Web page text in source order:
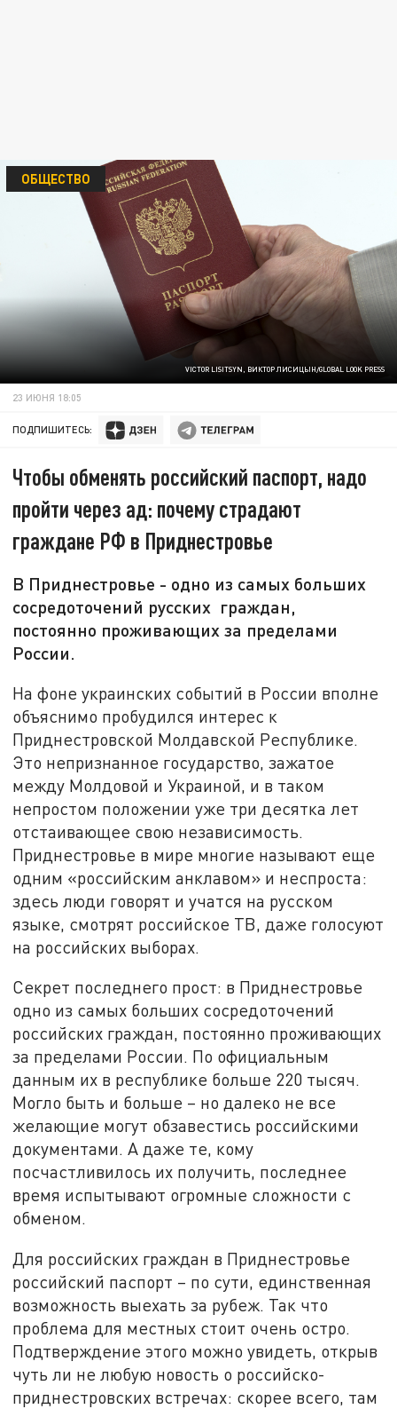
VICTOR LISITSYN, ВИКТОР ЛИСИЦЫН/GLOBAL LOOK PRESS
ОБЩЕСТВО
23 ИЮНЯ 18:05
ПОДПИШИТЕСЬ:
Чтобы обменять российский паспорт, надо
пройти через ад: почему страдают
граждане РФ в Приднестровье
В Приднестровье - одно из самых больших
сосредоточений русских граждан,
постоянно проживающих за пределами
России.
На фоне украинских событий в России вполне
объяснимо пробудился интерес к
Приднестровской Молдавской Республике.
Это непризнанное государство, зажатое
между Молдовой и Украиной, и в таком
непростом положении уже три десятка лет
отстаивающее свою независимость.
Приднестровье в мире многие называют еще
одним «российским анклавом» и неспроста:
здесь люди говорят и учатся на русском
языке, смотрят российское ТВ, даже голосуют
на российских выборах.
Секрет последнего прост: в Приднестровье
одно из самых больших сосредоточений
российских граждан, постоянно проживающих
за пределами России. По официальным
данным их в республике больше 220 тысяч.
Могло быть и больше – но далеко не все
желающие могут обзавестись российскими
документами. А даже те, кому
посчастливилось их получить, последнее
время испытывают огромные сложности с
обменом.
Для российских граждан в Приднестровье
российский паспорт – по сути, единственная
возможность выехать за рубеж. Так что
проблема для местных стоит очень остро.
Подтверждение этого можно увидеть, открыв
чуть ли не любую новость о российско-
приднестровских встречах: скорее всего, там